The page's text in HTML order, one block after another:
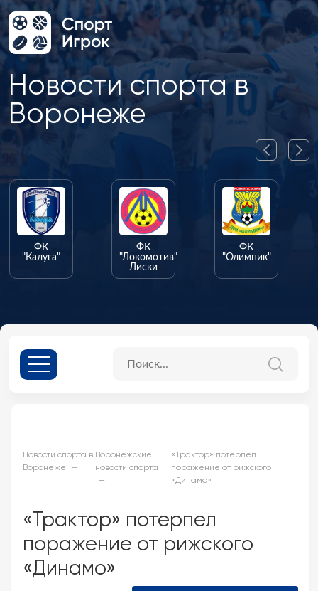
Новости спорта в
Воронеже
ФК
"Калуга"
ФК
"Локомотив"
Лиски
ФК
"Олимпик"
Новости спорта в
Воронеже
Воронежские
новости спорта
«Трактор» потерпел
поражение от рижского
«Динамо»
«Трактор» потерпел
поражение от рижского
«Динамо»